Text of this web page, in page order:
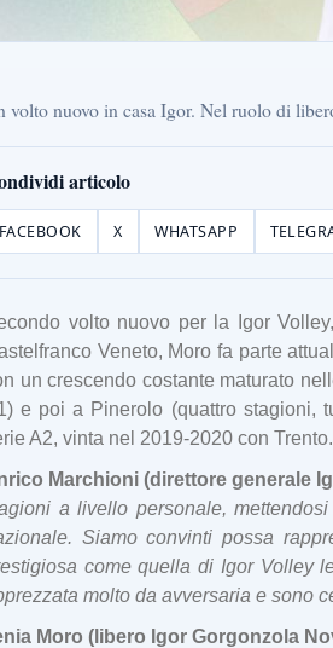
volto nuovo in casa Igor. Nel ruolo di
articolo
FACEBOOK X WHATSAPP
volto nuovo per la Igor
Veneto, Moro fa parte
un crescendo costante maturato
e poi a Pinerolo (quattro stagioni,
A2, vinta nel 2019-2020 con Trento.
Marchioni (direttore generale
a livello personale,
Siamo convinti possa
come quella di Igor Volley
molto da avversaria e sono
Moro (libero Igor Gorgonzola